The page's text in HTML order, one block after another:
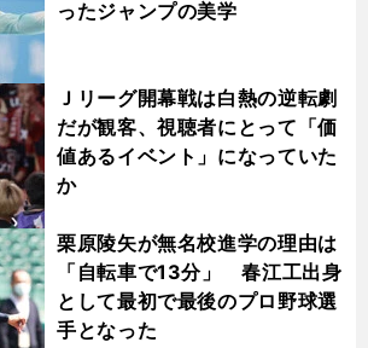
ったジャンプの美学
Ｊリーグ開幕戦は白熱の逆転劇
だが観客、視聴者にとって「価
値あるイベント」になっていた
か
栗原陵矢が無名校進学の理由は
「自転車で13分」 春江工出身
として最初で最後のプロ野球選
手となった